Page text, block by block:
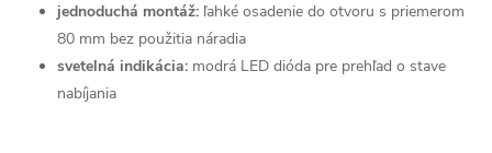
jednoduchá montáž: ľahké osadenie do otvoru s priemerom
80 mm bez použitia náradia
svetelná indikácia: modrá LED dióda pre prehľad o stave
nabíjania